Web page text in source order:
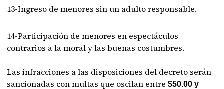
13-Ingreso de menores sin un adulto responsable.
14-Participación de menores en espectáculos
contrarios a la moral y las buenas costumbres.
Las infracciones a las disposiciones del decreto serán
sancionadas con multas que oscilan entre$50.00 y